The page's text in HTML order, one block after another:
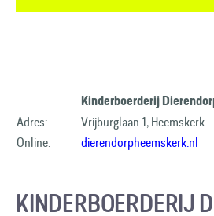
Kinderboerderij
Adres:
Vrijburglaan 1, Heemskerk
Online:
dierendorpheemskerk.nl
KINDERBOERDERIJ